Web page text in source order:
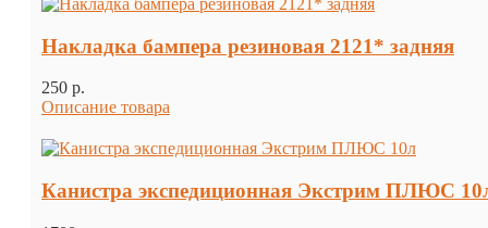
Накладка бампера резиновая 2121* задняя
250 p.
Описание товара
Канистра экспедиционная Экстрим ПЛЮС